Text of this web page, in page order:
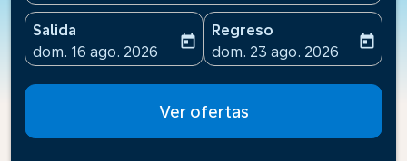
Salida
fc-booking-departure-date-aria-label
dom. 16 ago. 2026
today
Regreso
fc-booking-return-date-
dom. 23 ago. 2026
today
Ver ofertas